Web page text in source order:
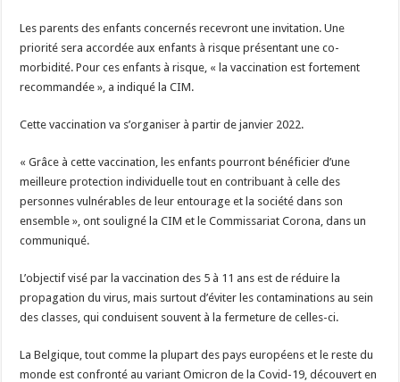
Les parents des enfants concernés recevront une invitation. Une
priorité sera accordée aux enfants à risque présentant une co-
morbidité. Pour ces enfants à risque, « la vaccination est fortement
recommandée », a indiqué la CIM.
Cette vaccination va s’organiser à partir de janvier 2022.
« Grâce à cette vaccination, les enfants pourront bénéficier d’une
meilleure protection individuelle tout en contribuant à celle des
personnes vulnérables de leur entourage et la société dans son
ensemble », ont souligné la CIM et le Commissariat Corona, dans un
communiqué.
L’objectif visé par la vaccination des 5 à 11 ans est de réduire la
propagation du virus, mais surtout d’éviter les contaminations au sein
des classes, qui conduisent souvent à la fermeture de celles-ci.
La Belgique, tout comme la plupart des pays européens et le reste du
monde est confronté au variant Omicron de la Covid-19, découvert en